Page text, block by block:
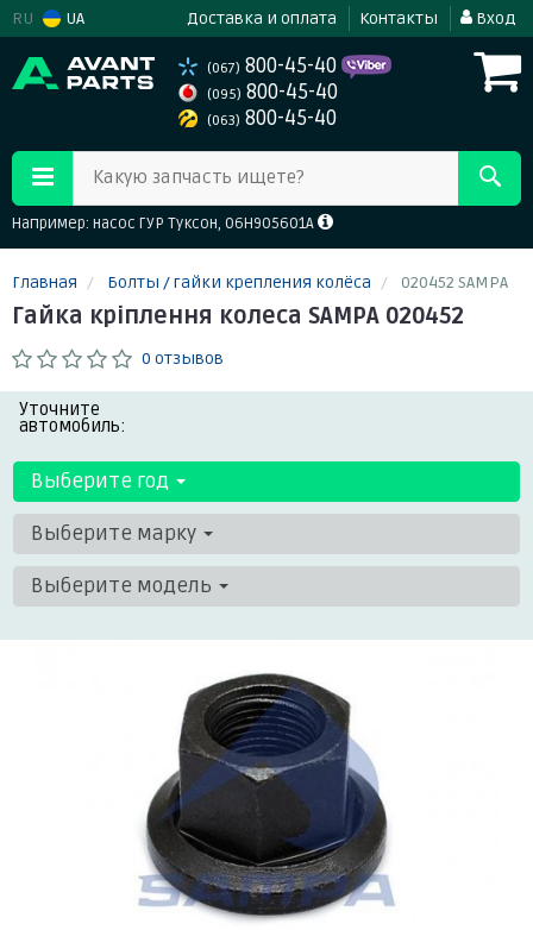
RU UA Доставка и оплата Контакты Вход
(067) 800-45-40
(095) 800-45-40
(063) 800-45-40
Какую запчасть ищете?
Например: насос ГУР Туксон, 06H905601A
Главная Болты / гайки крепления колёса 020452 SAMPA
Гайка кріплення колеса SAMPA 020452
0 отзывов
Уточните
автомобиль:
Выберите год
Выберите марку
Выберите модель